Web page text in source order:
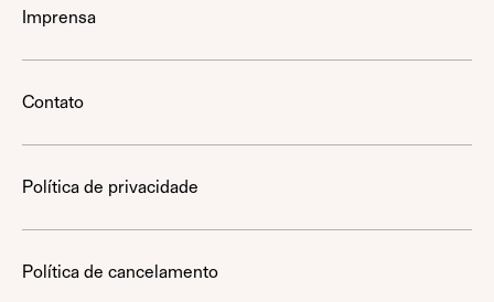
Imprensa
Contato
Política de privacidade
Política de cancelamento